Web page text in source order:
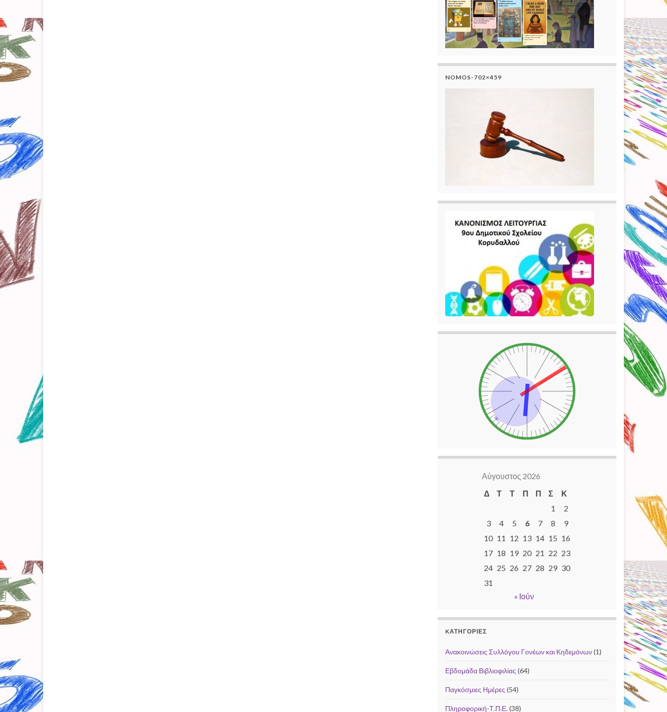
NOMOS-702×459
Αύγουστος 2026
Δ
Τ Τ Π Π Σ
Κ
1
2
3
4 5 6 7 8
9
10 11 12 13 14 15 16
17 18 19 20 21 22 23
24 25 26 27 28 29 30
31
« Ιούν
KΑΤΗΓΟΡΊΕΣ
Ανακοινώσεις Συλλόγου Γονέων και Κηδεμόνων(1)
Εβδομάδα Βιβλιοφιλίας (64)
Παγκόσμιες Ημέρες (54)
Πληροφορική-Τ.Π.Ε.(38)